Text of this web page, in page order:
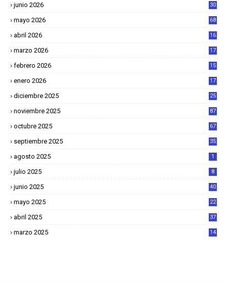
junio 2026 30
mayo 2026 68
abril 2026
16
marzo 2026
17
febrero 2026
15
enero 2026
17
diciembre 2025
25
noviembre 2025 87
octubre 2025 67
septiembre 2025 35
agosto 2025 1
julio 2025 8
junio 2025 40
mayo 2025
22
abril 2025
37
marzo 2025
14